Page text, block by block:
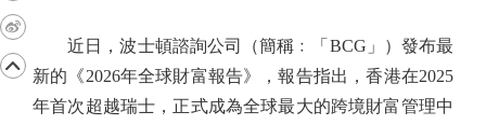
近日，波士頓諮詢公司（簡稱﹕「BCG」）發布最
新的《2026年全球財富報告》，報告指出，香港在2025
年首次超越瑞士，正式成為全球最大的跨境財富管理中